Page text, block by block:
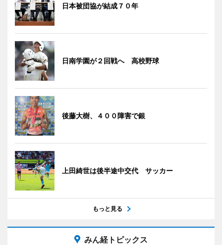
日本被団協が結成７０年
日南学園が２回戦へ 高校野球
後藤大樹、４００障害で銀
上田綺世は後半途中交代 サッカー
もっと見る
みん経トピックス